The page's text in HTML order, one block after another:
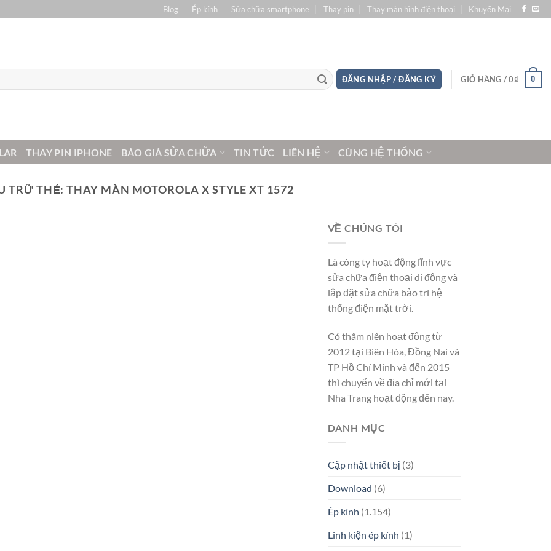
Blog Ép kính Sửa chữa smartphone Thay pin Thay màn hình điện thoại Khuyến Mại
ĐĂNG NHẬP / ĐĂNG KÝ GIỎ HÀNG /0₫ 0
THAY PIN IPHONE BÁO GIÁ SỬA CHỮA TIN TỨC LIÊN HỆ CÙNG HỆ THỐNG
TRỮ THẺ:THAY MÀN MOTOROLA X STYLE XT 1572
VỀ CHÚNG TÔI
Là công ty hoạt động lĩnh vực
sửa chữa điện thoại di động và
lắp đặt sửa chữa bảo trì hệ
thống điện mặt trời.
Có thâm niên hoạt động từ
2012 tại Biên Hòa, Đồng Nai và
TP Hồ Chí Minh và đến 2015
thì chuyển về địa chỉ mới tại
Nha Trang hoạt động đến nay.
DANH MỤC
Cập nhật thiết bị (3)
Download (6)
Ép kính (1.154)
Linh kiện ép kính (1)